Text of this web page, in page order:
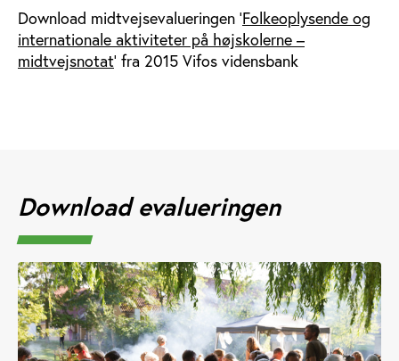
Download midtvejsevalueringen ’Folkeoplysende og
internationale aktiviteter på højskolerne –
midtvejsnotat’ fra 2015 Vifos vidensbank
Download evalueringen